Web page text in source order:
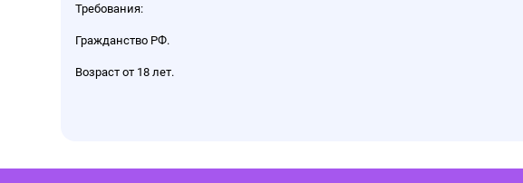
Требования:
Гражданство РФ.
Возраст от 18 лет.